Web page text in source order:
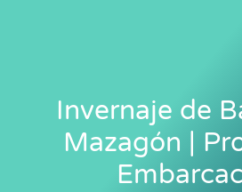
Invernaje de
Mazagón |